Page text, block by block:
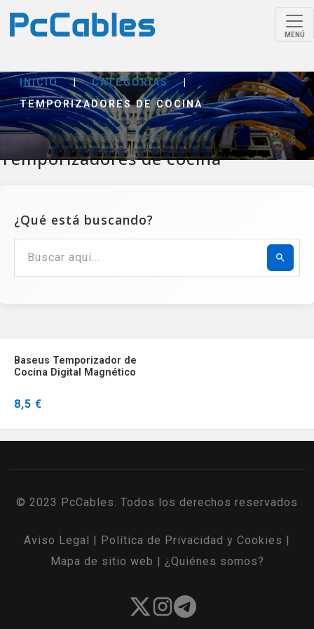
MENÚ
INICIO | CATEGORÍAS
|
TEMPORIZADORES DE COCINA
Temporizadores de cocina
¿Qué está buscando?
Baseus Temporizador de
Cocina Digital Magnético
8,5 €
© 2023 PcCables. Todos los derechos reservados
Aviso Legal | Política de Privacidad y Cookies |
Mapa de sitio web | ¿Quiénes somos?